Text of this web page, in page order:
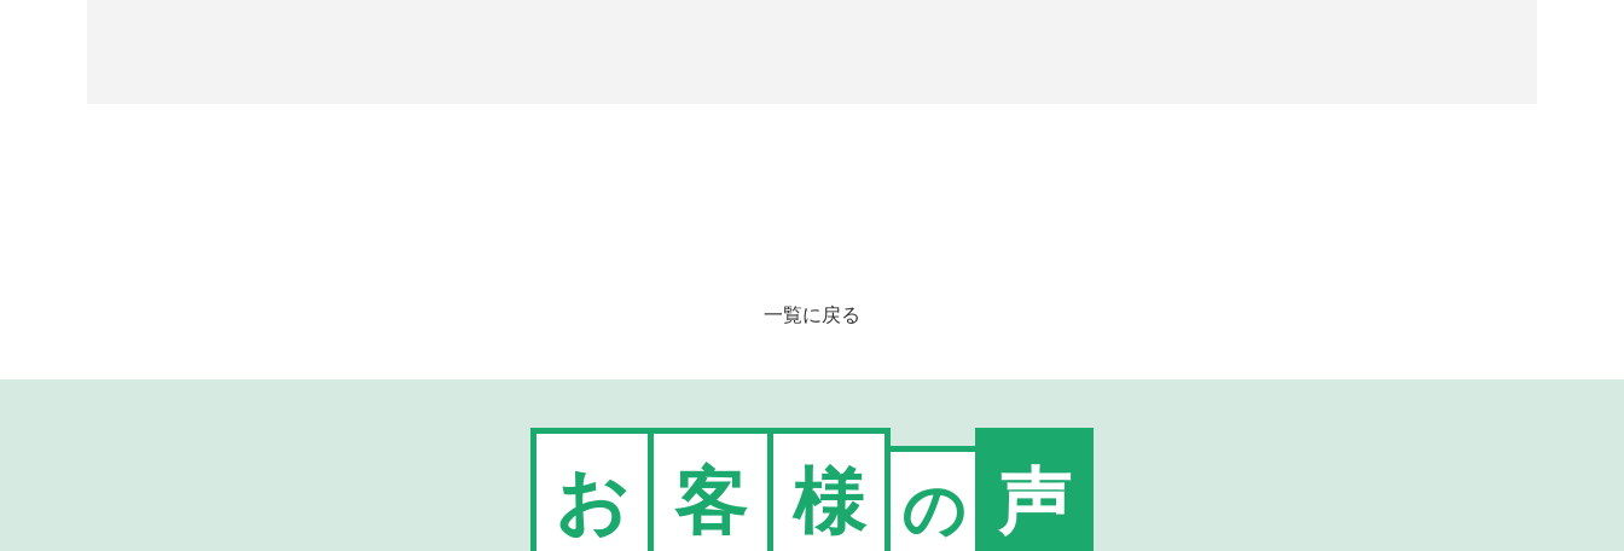
一覧に戻る
お 客 様 の 声